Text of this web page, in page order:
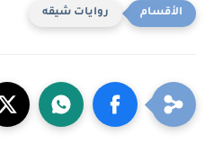
روايات شيقه